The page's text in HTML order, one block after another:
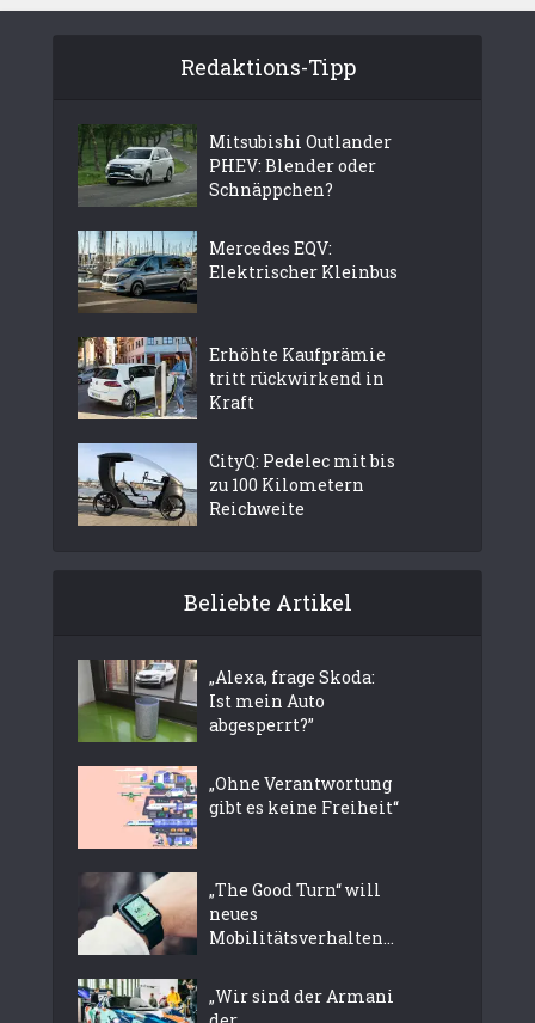
Redaktions-Tipp
Mitsubishi Outlander
PHEV: Blender oder
Schnäppchen?
Mercedes EQV:
Elektrischer Kleinbus
Erhöhte Kaufprämie
tritt rückwirkend in
Kraft
CityQ: Pedelec mit bis
zu 100 Kilometern
Reichweite
Beliebte Artikel
„Alexa, frage Skoda:
Ist mein Auto
abgesperrt?”
„Ohne Verantwortung
gibt es keine Freiheit“
„The Good Turn“ will
neues
Mobilitätsverhalten...
„Wir sind der Armani